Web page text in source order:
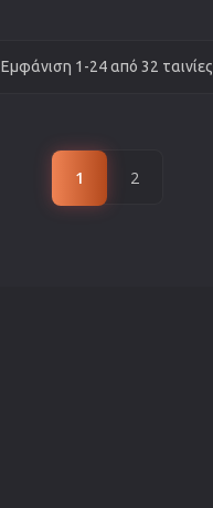
Εμφάνιση 1-24 από 32 ταινίες
1 2